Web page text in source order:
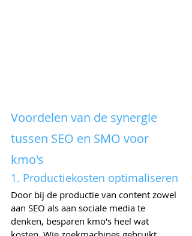
Voordelen van de synergie
tussen SEO en SMO voor
kmo's
1. Productiekosten optimaliseren
Door bij de productie van content zowel
aan SEO als aan sociale media te
denken, besparen kmo's heel wat